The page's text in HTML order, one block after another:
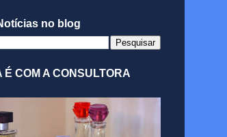
no blog
É COM A CONSULTORA